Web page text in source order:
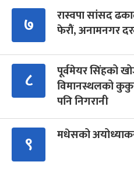
७
रास्वपा सांसद
फेरौं, अनामनगर
८
पूर्वमेयर सिंहको
विमानस्थलको
पनि निगरानी
९ मधेसको